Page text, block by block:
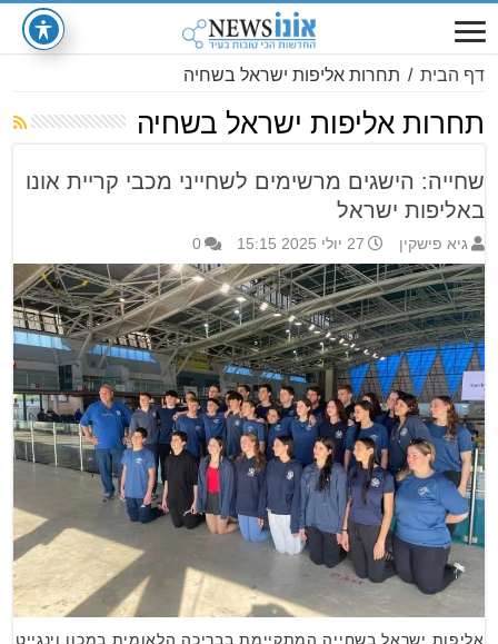
דף הבית / תחרות אליפות ישראל בשחיה
תחרות אליפות ישראל בשחיה
שחייה: הישגים מרשימים לשחייני מכבי קריית אונו
באליפות ישראל
גיא פישקין 27 יולי 2025 15:15 0
אליפות ישראל בשחייה המתקיימת בבריכה הלאומית במכון וינגייט